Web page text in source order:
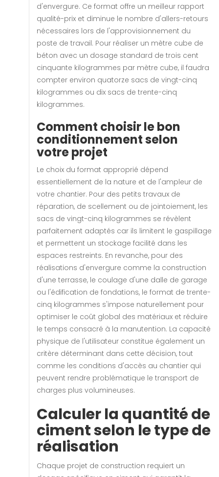
d'envergure. Ce format offre un meilleur rapport
qualité-prix et diminue le nombre d'allers-retours
nécessaires lors de l'approvisionnement du
poste de travail. Pour réaliser un mètre cube de
béton avec un dosage standard de trois cent
cinquante kilogrammes par mètre cube, il faudra
compter environ quatorze sacs de vingt-cinq
kilogrammes ou dix sacs de trente-cinq
kilogrammes.
Comment choisir le bon
conditionnement selon
votre projet
Le choix du format approprié dépend
essentiellement de la nature et de l'ampleur de
votre chantier. Pour des petits travaux de
réparation, de scellement ou de jointoiement, les
sacs de vingt-cinq kilogrammes se révèlent
parfaitement adaptés car ils limitent le gaspillage
et permettent un stockage facilité dans les
espaces restreints. En revanche, pour des
réalisations d'envergure comme la construction
d'une terrasse, le coulage d'une dalle de garage
ou l'édification de fondations, le format de trente-
cinq kilogrammes s'impose naturellement pour
optimiser le coût global des matériaux et réduire
le temps consacré à la manutention. La capacité
physique de l'utilisateur constitue également un
critère déterminant dans cette décision, tout
comme les conditions d'accès au chantier qui
peuvent rendre problématique le transport de
charges plus volumineuses.
Calculer la quantité de
ciment selon le type de
réalisation
Chaque projet de construction requiert un